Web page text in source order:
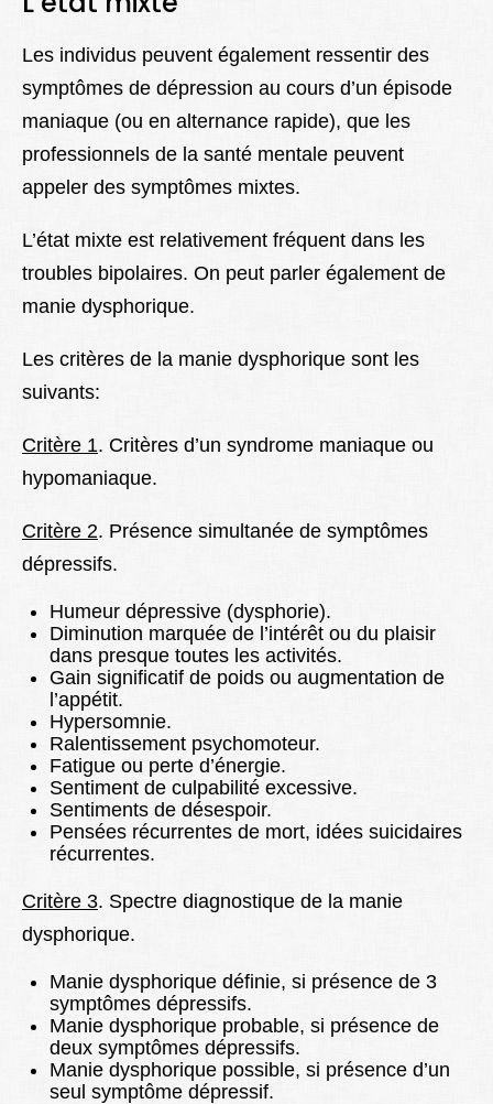
Les individus peuvent également ressentir des
symptômes de dépression au cours d’un épisode
maniaque (ou en alternance rapide), que les
professionnels de la santé mentale peuvent
appeler des symptômes mixtes.
L’état mixte est relativement fréquent dans les
troubles bipolaires. On peut parler également de
manie dysphorique.
Les critères de la manie dysphorique sont les
suivants:
Critère 1. Critères d’un syndrome maniaque ou
hypomaniaque.
Critère 2. Présence simultanée de symptômes
dépressifs.
Humeur dépressive (dysphorie).
Diminution marquée de l’intérêt ou du plaisir
dans presque toutes les activités.
Gain significatif de poids ou augmentation de
l’appétit.
Hypersomnie.
Ralentissement psychomoteur.
Fatigue ou perte d’énergie.
Sentiment de culpabilité excessive.
Sentiments de désespoir.
Pensées récurrentes de mort, idées suicidaires
récurrentes.
Critère 3. Spectre diagnostique de la manie
dysphorique.
Manie dysphorique définie, si présence de 3
symptômes dépressifs.
Manie dysphorique probable, si présence de
deux symptômes dépressifs.
Manie dysphorique possible, si présence d’un
seul symptôme dépressif.